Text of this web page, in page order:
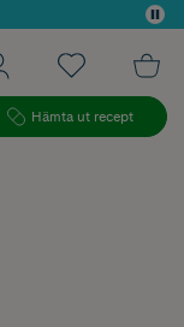
Hämta ut recept